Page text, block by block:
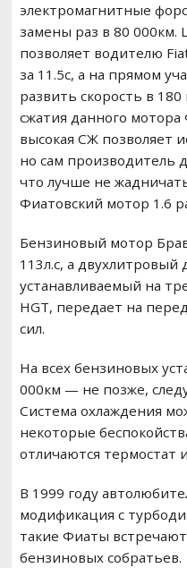
электромагнитные
замены раз в 80
позволяет водителю
за 11.5c, а на прямом
развить скорость в
сжатия данного
высокая СЖ позволяет
но сам производитель
что лучше не
Фиатовский мотор 1.6
Бензиновый мотор
113л.с, а двухлитровый
устанавливаемый на
HGT, передает на
сил.
На всех бензиновых
000км — не позже,
Система охлаждения
некоторые
отличаются термостат
В 1999 году
модификация с
такие Фиаты
бензиновых собратьев.